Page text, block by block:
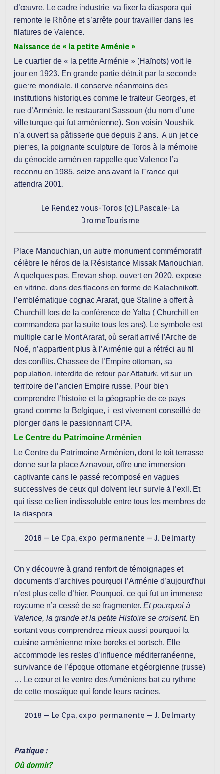
d’œuvre. Le cadre industriel va fixer la diaspora qui
remonte le Rhône et s’arrête pour travailler dans les
filatures de Valence.
Naissance de « la petite Arménie »
Le quartier de « la petite Arménie » (Haïnots) voit le
jour en 1923. En grande partie détruit par la seconde
guerre mondiale, il conserve néanmoins des
institutions historiques comme le traiteur Georges, et
rue d’Arménie, le restaurant Sassoun (du nom d’une
ville turque qui fut arménienne). Son voisin Noushik,
n’a ouvert sa pâtisserie que depuis 2 ans. A un jet de
pierres, la poignante sculpture de Toros à la mémoire
du génocide arménien rappelle que Valence l’a
reconnu en 1985, seize ans avant la France qui
attendra 2001.
Le Rendez vous-Toros (c)L.Pascale-La
DromeTourisme
Place Manouchian, un autre monument commémoratif
célèbre le héros de la Résistance Missak Manouchian.
A quelques pas, Erevan shop, ouvert en 2020, expose
en vitrine, dans des flacons en forme de Kalachnikoff,
l’emblématique cognac Ararat, que Staline a offert à
Churchill lors de la conférence de Yalta ( Churchill en
commandera par la suite tous les ans). Le symbole est
multiple car le Mont Ararat, où serait arrivé l’Arche de
Noé, n’appartient plus à l’Arménie qui a rétréci au fil
des conflits. Chassée de l’Empire ottoman, sa
population, interdite de retour par Attaturk, vit sur un
territoire de l’ancien Empire russe. Pour bien
comprendre l’histoire et la géographie de ce pays
grand comme la Belgique, il est vivement conseillé de
plonger dans le passionnant CPA.
Le Centre du Patrimoine Arménien
Le Centre du Patrimoine Arménien, dont le toit terrasse
donne sur la place Aznavour, offre une immersion
captivante dans le passé recomposé en vagues
successives de ceux qui doivent leur survie à l’exil. Et
qui tisse ce lien indissoluble entre tous les membres de
la diaspora.
2018 – Le Cpa, expo permanente – J. Delmarty
On y découvre à grand renfort de témoignages et
documents d’archives pourquoi l’Arménie d’aujourd’hui
n’est plus celle d’hier. Pourquoi, ce qui fut un immense
royaume n’a cessé de se fragmenter.Et pourquoi à
Valence, la grande et la petite Histoire se croisent. En
sortant vous comprendrez mieux aussi pourquoi la
cuisine arménienne mixe boreks et bortsch. Elle
accommode les restes d’influence méditerranéenne,
survivance de l’époque ottomane et géorgienne (russe)
… Le cœur et le ventre des Arméniens bat au rythme
de cette mosaïque qui fonde leurs racines.
2018 – Le Cpa, expo permanente – J. Delmarty
Pratique :
Où dormir?